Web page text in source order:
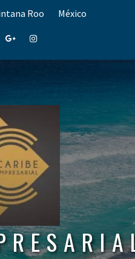
Roo México
Google+Instagram